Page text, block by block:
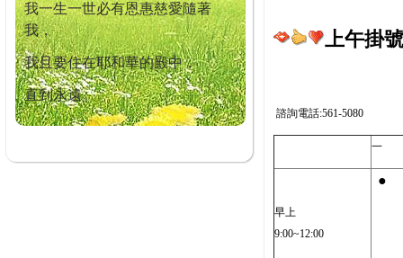
我一生一世必有恩惠慈愛隨著
我，
我且要住在耶和華的殿中，
直到永遠。
上午掛
諮詢電話:561-5080
一
早上
9:00~12:00
●